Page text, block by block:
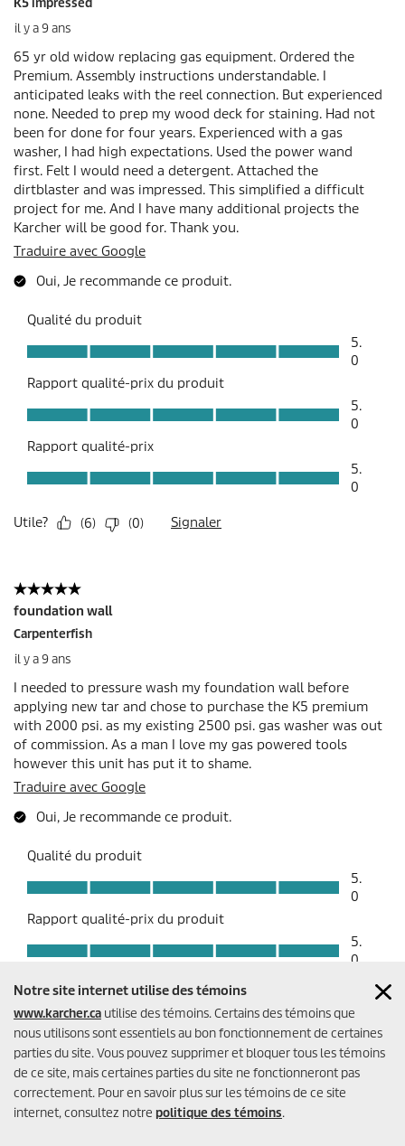
Notre site internet utilise des témoins
www.karcher.ca utilise des témoins. Certains des témoins que
nous utilisons sont essentiels au bon fonctionnement de certaines
parties du site. Vous pouvez supprimer et bloquer tous les témoins
de ce site, mais certaines parties du site ne fonctionneront pas
correctement. Pour en savoir plus sur les témoins de ce site
internet, consultez notre politique des témoins.